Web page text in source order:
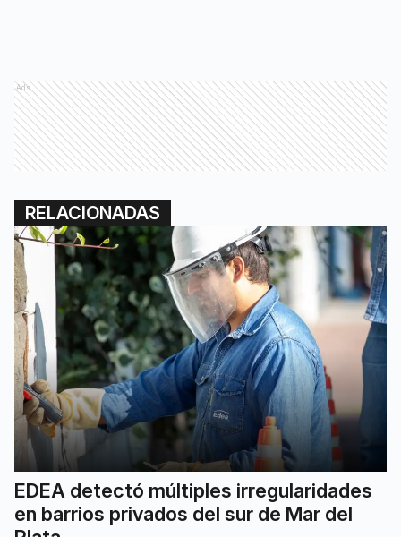
Ads
RELACIONADAS
EDEA detectó múltiples irregularidades
en barrios privados del sur de Mar del